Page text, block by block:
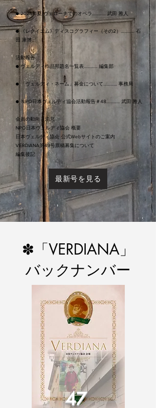
● 2025年夏 ヴェローナでのオペラ………… 武田 雅人
● 《レクイエム》ディスコグラフィー（その2）………… 石
田 康博
活動報告
● ヴェルディ作品邦題名一覧表………… 編集部
● 「ヴェルディ・ネーム」募金について………… 事務局
● ＮPO日本ヴェルディ協会活動報告＃48………… 武田 雅人
会員の動向・消息
NPO日本ヴェルディ協会 概要
日本ヴェルディ協会 公式Webサイトのご案内
VERDIANA第49号原稿募集について
編集後記
最新号を見る
✽「VERDIANA」
バックナンバー
47